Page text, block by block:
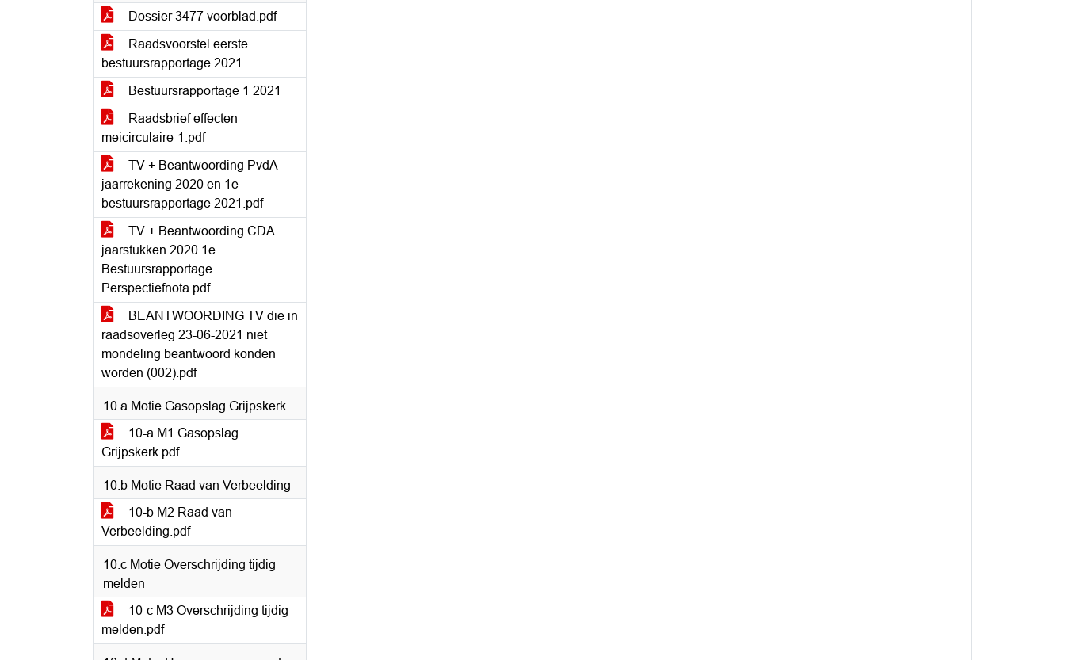
Dossier 3477 voorblad.pdf
Raadsvoorstel eerste
bestuursrapportage 2021
Bestuursrapportage 1 2021
Raadsbrief effecten
meicirculaire-1.pdf
TV + Beantwoording PvdA
jaarrekening 2020 en 1e
bestuursrapportage 2021.pdf
TV + Beantwoording CDA
jaarstukken 2020 1e
Bestuursrapportage
Perspectiefnota.pdf
BEANTWOORDING TV die in
raadsoverleg 23-06-2021 niet
mondeling beantwoord konden
worden (002).pdf
10.a Motie Gasopslag Grijpskerk
10-a M1 Gasopslag
Grijpskerk.pdf
10.b Motie Raad van Verbeelding
10-b M2 Raad van
Verbeelding.pdf
10.c Motie Overschrijding tijdig
melden
10-c M3 Overschrijding tijdig
melden.pdf